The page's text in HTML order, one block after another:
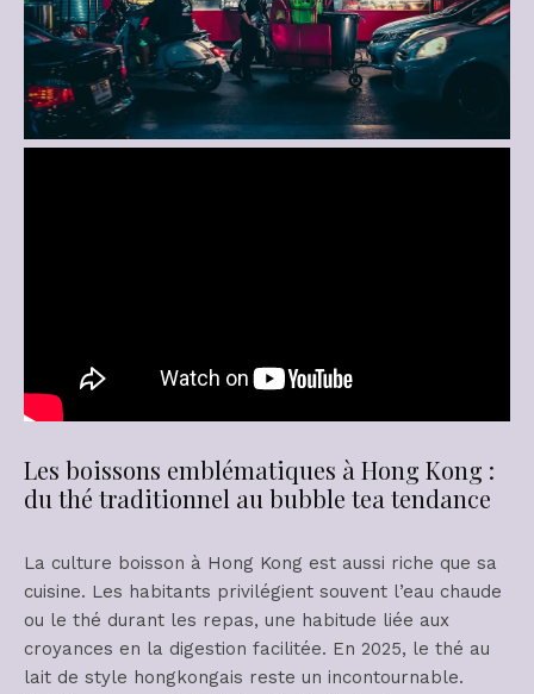
Les boissons emblématiques à Hong Kong :
du thé traditionnel au bubble tea tendance
La culture boisson à Hong Kong est aussi riche que sa
cuisine. Les habitants privilégient souvent l’eau chaude
ou le thé durant les repas, une habitude liée aux
croyances en la digestion facilitée. En 2025, le thé au
lait de style hongkongais reste un incontournable.